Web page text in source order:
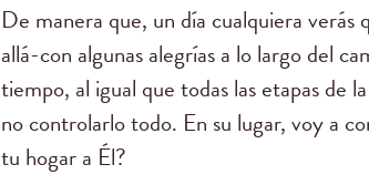
De manera que, un día cualquiera
allá-con algunas alegrías a lo largo del
tiempo, al igual que todas las etapas de
no controlarlo todo. En su lugar, voy a
tu hogar a Él?